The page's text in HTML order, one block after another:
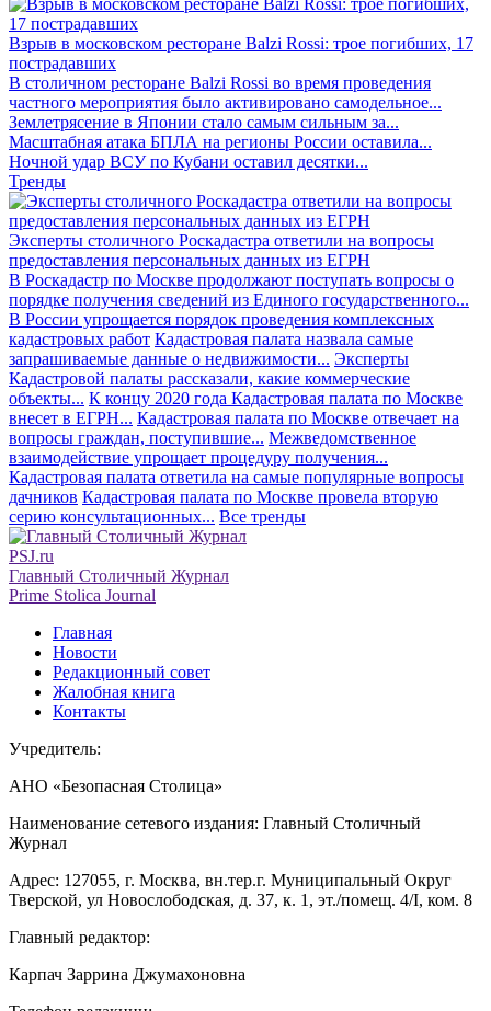
Взрыв в московском ресторане Balzi Rossi: трое погибших, 17
пострадавших
В столичном ресторане Balzi Rossi во время проведения
частного мероприятия было активировано самодельное...
Землетрясение в Японии стало самым сильным за...
Масштабная атака БПЛА на регионы России оставила...
Ночной удар ВСУ по Кубани оставил десятки...
Тренды
Эксперты столичного Роскадастра ответили на вопросы
предоставления персональных данных из ЕГРН
В Роскадастр по Москве продолжают поступать вопросы о
порядке получения сведений из Единого государственного...
В России упрощается порядок проведения комплексных
кадастровых работ Кадастровая палата назвала самые
запрашиваемые данные о недвижимости... Эксперты
Кадастровой палаты рассказали, какие коммерческие
объекты... К концу 2020 года Кадастровая палата по Москве
внесет в ЕГРН... Кадастровая палата по Москве отвечает на
вопросы граждан, поступившие... Межведомственное
взаимодействие упрощает процедуру получения...
Кадастровая палата ответила на самые популярные вопросы
дачников Кадастровая палата по Москве провела вторую
серию консультационных... Все тренды
PSJ.ru
Главный Столичный Журнал
Prime Stolica Journal
Главная
Новости
Редакционный совет
Жалобная книга
Контакты
Учредитель:
АНО «Безопасная Столица»
Наименование сетевого издания: Главный Столичный
Журнал
Адрес: 127055, г. Москва, вн.тер.г. Муниципальный Округ
Тверской, ул Новослободская, д. 37, к. 1, эт./помещ. 4/I, ком. 8
Главный редактор:
Карпач Заррина Джумахоновна